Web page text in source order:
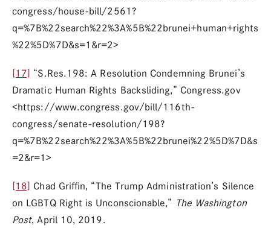
congress/house-bill/2561?
q=%7B%22search%22%3A%5B%22brunei+human+rights
%22%5D%7D&s=1&r=2>
[17]
“S.Res.198: A Resolution Condemning Brunei’s
Dramatic Human Rights Backsliding,” Congress.gov
<https://www.congress.gov/bill/116th-
congress/senate-resolution/198?
q=%7B%22search%22%3A%5B%22brunei%22%5D%7D&s
=2&r=1>
[18]
Chad Griffin, “The Trump Administration’s Silence
on LGBTQ Right is Unconscionable,”
The Washington
Post, April 10, 2019.